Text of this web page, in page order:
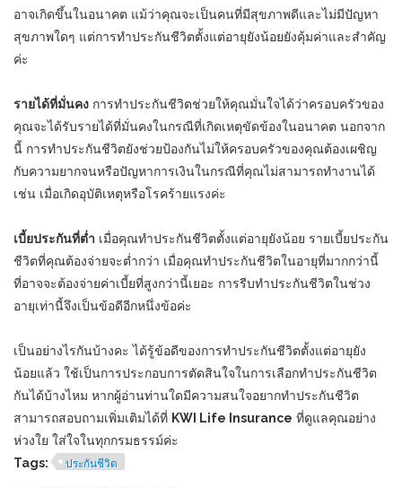
อาจเกิดขึ้นในอนาคต แม้ว่าคุณจะเป็นคนที่มีสุขภาพดีและไม่มีปัญหา
สุขภาพใดๆ แต่การทำประกันชีวิตตั้งแต่อายุยังน้อยยังคุ้มค่าและสำคัญ
ค่ะ
รายได้ที่มั่นคง การทำประกันชีวิตช่วยให้คุณมั่นใจได้ว่าครอบครัวของ
คุณจะได้รับรายได้ที่มั่นคงในกรณีที่เกิดเหตุขัดข้องในอนาคต นอกจาก
นี้ การทำประกันชีวิตยังช่วยป้องกันไม่ให้ครอบครัวของคุณต้องเผชิญ
กับความยากจนหรือปัญหาการเงินในกรณีที่คุณไม่สามารถทำงานได้
เช่น เมื่อเกิดอุบัติเหตุหรือโรคร้ายแรงค่ะ
เบี้ยประกันที่ต่ำ เมื่อคุณทำประกันชีวิตตั้งแต่อายุยังน้อย รายเบี้ยประกัน
ชีวิตที่คุณต้องจ่ายจะต่ำกว่า เมื่อคุณทำประกันชีวิตในอายุที่มากกว่านี้
ที่อาจจะต้องจ่ายค่าเบี้ยที่สูงกว่านี้เยอะ การรีบทำประกันชีวิตในช่วง
อายุเท่านี้จึงเป็นข้อดีอีกหนึ่งข้อค่ะ
เป็นอย่างไรกันบ้างคะ ได้รู้ข้อดีของการทำประกันชีวิตตั้งแต่อายุยัง
น้อยแล้ว ใช้เป็นการประกอบการตัดสินใจในการเลือกทำประกันชีวิต
กันได้บ้างไหม หากผู้อ่านท่านใดมีความสนใจอยากทำประกันชีวิต
สามารถสอบถามเพิ่มเติมได้ที่ KWI Life Insurance ที่ดูแลคุณอย่าง
ห่วงใย ใส่ใจในทุกกรมธรรม์ค่ะ
Tags:
ประกันชีวิต